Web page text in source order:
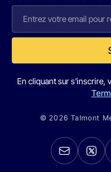
En cliquant sur s'inscrire,
© 2026 Talmont